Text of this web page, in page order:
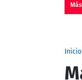
Inicio